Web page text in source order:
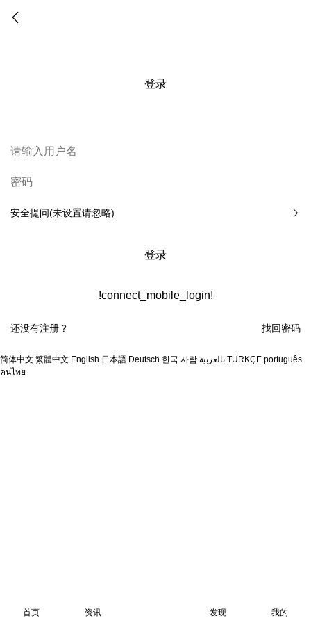
登录
安全提问(未设置请忽略)
登录
!connect_mobile_login!
找回密码
还没有注册？
简体中文 繁體中文 English 日本語 Deutsch 한국 사람 بالعربية TÜRKÇE português
คนไทย
首页 资讯 发现 我的